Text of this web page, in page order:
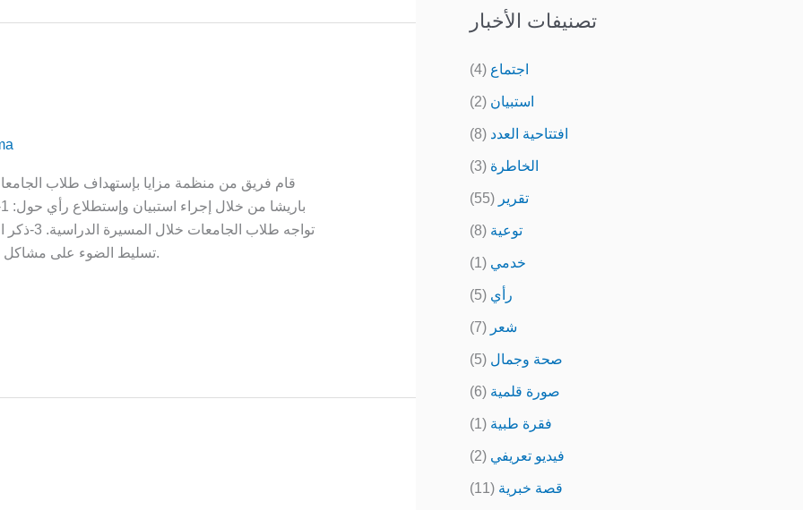
قام فريق من منظمة مزايا بإستهداف طلاب
تواجه
تسليط الضوء على مشاكل الفئة الشبابية المغيبة عن الوسط الإعلامي.
تصنيفات الأخبار
اجتماع (4)
استبيان (2)
افتتاحية العدد (8)
الخاطرة (3)
تقرير (55)
توعية (8)
خدمي (1)
رأي (5)
شعر (7)
صحة وجمال (5)
صورة قلمية (6)
فقرة طبية (1)
فيديو تعريفي (2)
قصة خبرية (11)